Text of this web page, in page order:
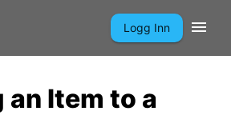
Logg Inn
an Item to a